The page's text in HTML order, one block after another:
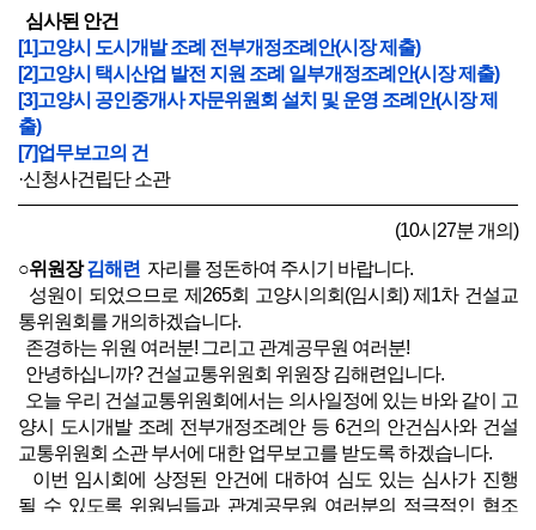
심사된 안건
[1]고양시 도시개발 조례 전부개정조례안(시장 제출)
[2]고양시 택시산업 발전 지원 조례 일부개정조례안(시장 제출)
[3]고양시 공인중개사 자문위원회 설치 및 운영 조례안(시장 제
출)
[7]업무보고의 건
·신청사건립단 소관
(10시27분 개의)
○위원장김해련 자리를 정돈하여 주시기 바랍니다.
성원이 되었으므로 제265회 고양시의회(임시회) 제1차 건설교
통위원회를 개의하겠습니다.
존경하는 위원 여러분! 그리고 관계공무원 여러분!
안녕하십니까? 건설교통위원회 위원장 김해련입니다.
오늘 우리 건설교통위원회에서는 의사일정에 있는 바와 같이 고
양시 도시개발 조례 전부개정조례안 등 6건의 안건심사와 건설
교통위원회 소관 부서에 대한 업무보고를 받도록 하겠습니다.
이번 임시회에 상정된 안건에 대하여 심도 있는 심사가 진행
될 수 있도록 위원님들과 관계공무원 여러분의 적극적인 협조